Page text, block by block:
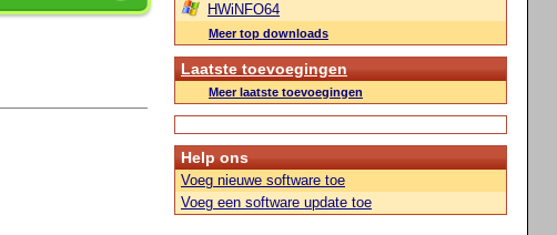
HWiNFO64
Meer top downloads
Laatste toevoegingen
Meer laatste toevoegingen
Help ons
Voeg nieuwe software toe
Voeg een software update toe